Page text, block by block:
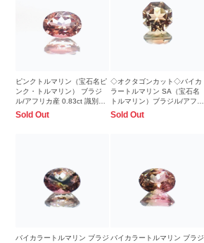
ピンクトルマリン（宝石名ピ
ンク・トルマリン） ブラジ
ル/アフリカ産 0.83ct 識別済
6.9×4.9mm前後
Sold Out
◇オクタゴンカット◇バイカ
ラートルマリン SA（宝石名
トルマリン）ブラジル/アフリ
カ産 0.30ct 識別済 4×4mm前
Sold Out
バイカラートルマリン ブラジ バイカラートルマリン ブラジ